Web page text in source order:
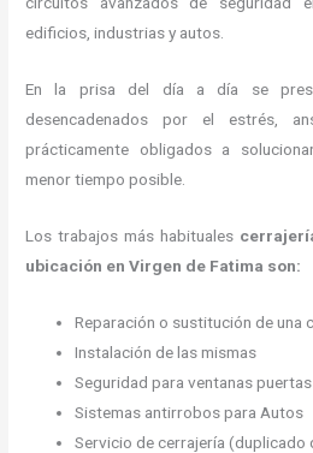
edificios, industrias y autos.
En la prisa del día a día se
desencadenados por el estrés,
prácticamente obligados a
menor tiempo posible.
Los trabajos más habituales
ubicación en Virgen de Fatima
Reparación o sustitución de una
Instalación de las mismas
Seguridad para ventanas
Sistemas antirrobos para Autos
Servicio de cerrajería (duplicado